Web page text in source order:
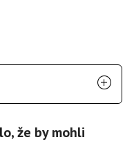
že by mohli